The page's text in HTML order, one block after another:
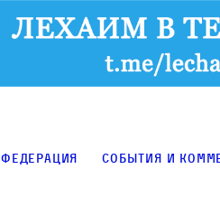
Федерация События и